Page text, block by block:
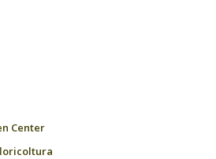
Center